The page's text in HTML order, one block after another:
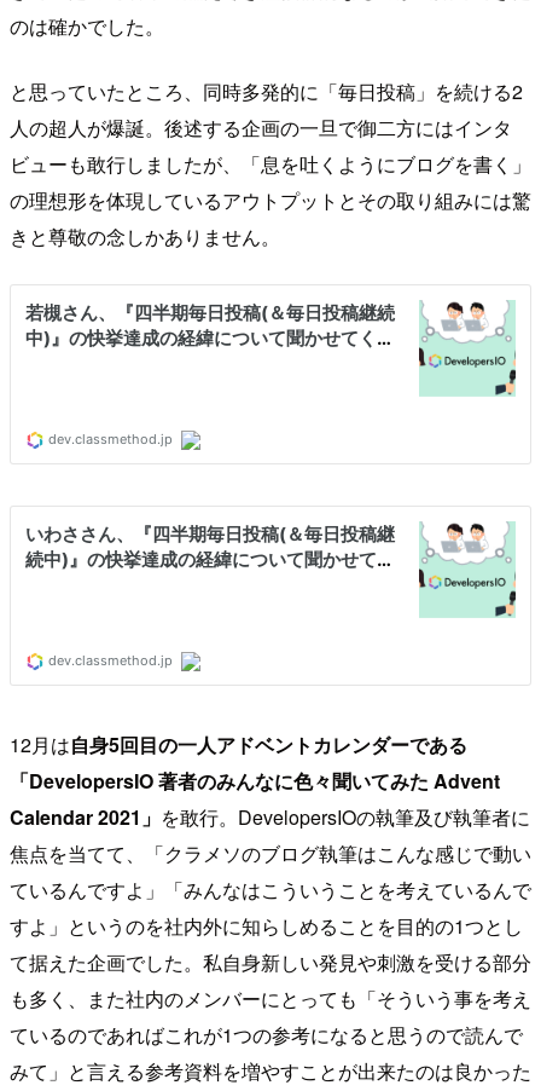
のは確かでした。
と思っていたところ、同時多発的に「毎日投稿」を続ける2
人の超人が爆誕。後述する企画の一旦で御二方にはインタ
ビューも敢行しましたが、「息を吐くようにブログを書く」
の理想形を体現しているアウトプットとその取り組みには驚
きと尊敬の念しかありません。
12月は自身5回目の一人アドベントカレンダーである
「DevelopersIO 著者のみんなに色々聞いてみた Advent
Calendar 2021」 を敢行。DevelopersIOの執筆及び執筆者に
焦点を当てて、「クラメソのブログ執筆はこんな感じで動い
ているんですよ」「みんなはこういうことを考えているんで
すよ」というのを社内外に知らしめることを目的の1つとし
て据えた企画でした。私自身新しい発見や刺激を受ける部分
も多く、また社内のメンバーにとっても「そういう事を考え
ているのであればこれが1つの参考になると思うので読んで
みて」と言える参考資料を増やすことが出来たのは良かった